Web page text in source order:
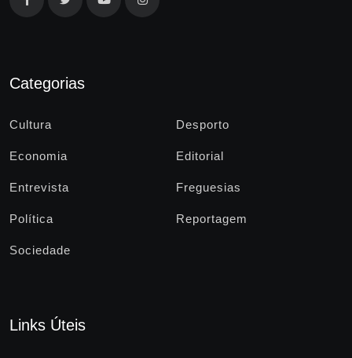
Categorias
Cultura Desporto
Economia Editorial
Entrevista Freguesias
Política Reportagem
Sociedade
Links Úteis